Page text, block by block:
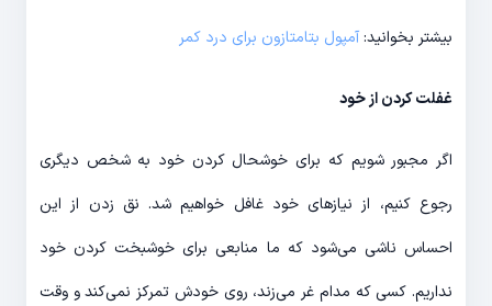
بیشتر بخوانید:آمپول بتامتازون برای درد کمر
غفلت کردن از خود
اگر مجبور شویم که برای خوشحال کردن خود به شخص دیگری
رجوع کنیم، از نیازهای خود غافل خواهیم شد. نق زدن از این
احساس ناشی می‌شود که ما منابعی برای خوشبخت کردن خود
نداریم. کسی که مدام غر می‌زند، روی خودش تمرکز نمی‌کند و وقت